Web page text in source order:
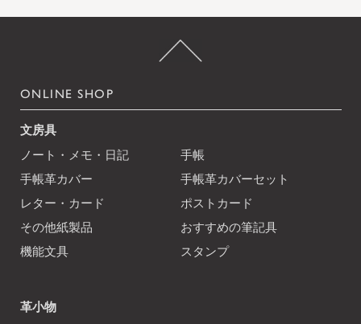
ONLINE SHOP
文房具
ノート・メモ・日記
手帳
手帳革カバー
手帳革カバーセット
レター・カード
ポストカード
その他紙製品
おすすめの筆記具
機能文具
スタンプ
革小物